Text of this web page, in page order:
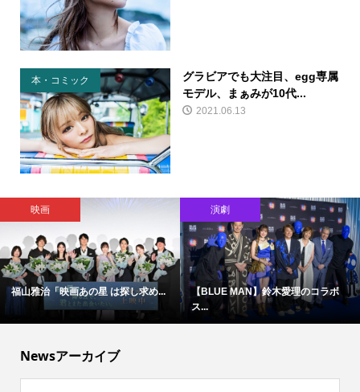
本・コミック
グラビアでも大注目、egg専属
モデル、まぁみが10代...
2021.06.13
映画
福山雅治「映画あの星 は探し求め...
演劇
【BLUE MAN】鈴木愛理のコラボ
ス...
Newsアーカイブ